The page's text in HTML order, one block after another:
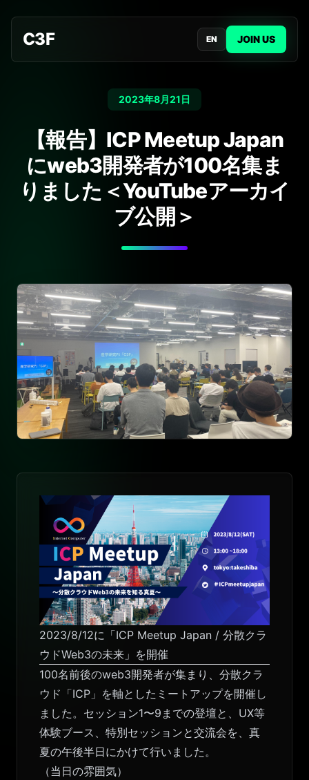
C3F EN JOIN US
2023年8月21日
【報告】ICP Meetup Japan
にweb3開発者が100名集ま
りました＜YouTubeアーカイ
ブ公開＞
2023/8/12に「ICP Meetup Japan / 分散クラ
ウドWeb3の未来」を開催
100名前後のweb3開発者が集まり、分散クラ
ウド「ICP」を軸としたミートアップを開催し
ました。セッション1〜9までの登壇と、UX等
体験ブース、特別セッションと交流会を、真
夏の午後半日にかけて行いました。
（当日の雰囲気）